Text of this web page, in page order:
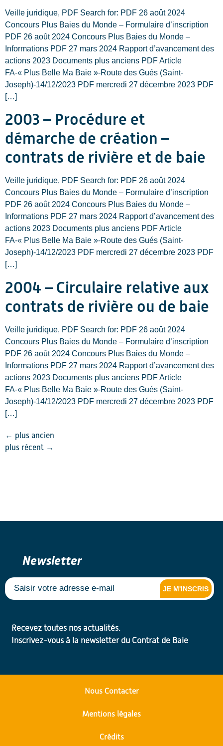
Veille juridique, PDF Search for: PDF 26 août 2024
Concours Plus Baies du Monde – Formulaire d’inscription
PDF 26 août 2024 Concours Plus Baies du Monde –
Informations PDF 27 mars 2024 Rapport d’avancement des
actions 2023 Documents plus anciens PDF Article
FA-« Plus Belle Ma Baie »-Route des Gués (Saint-
Joseph)-14/12/2023 PDF mercredi 27 décembre 2023 PDF
[…]
2003 – Procédure et
démarche de création –
contrats de rivière et de baie
Veille juridique, PDF Search for: PDF 26 août 2024
Concours Plus Baies du Monde – Formulaire d’inscription
PDF 26 août 2024 Concours Plus Baies du Monde –
Informations PDF 27 mars 2024 Rapport d’avancement des
actions 2023 Documents plus anciens PDF Article
FA-« Plus Belle Ma Baie »-Route des Gués (Saint-
Joseph)-14/12/2023 PDF mercredi 27 décembre 2023 PDF
[…]
2004 – Circulaire relative aux
contrats de rivière ou de baie
Veille juridique, PDF Search for: PDF 26 août 2024
Concours Plus Baies du Monde – Formulaire d’inscription
PDF 26 août 2024 Concours Plus Baies du Monde –
Informations PDF 27 mars 2024 Rapport d’avancement des
actions 2023 Documents plus anciens PDF Article
FA-« Plus Belle Ma Baie »-Route des Gués (Saint-
Joseph)-14/12/2023 PDF mercredi 27 décembre 2023 PDF
[…]
← plus ancien
plus récent →
Newsletter
JE M'INSCRIS
Recevez toutes nos actualités.
Inscrivez-vous à la newsletter du Contrat de Baie
Nous Contacter
Mentions légales
Crédits